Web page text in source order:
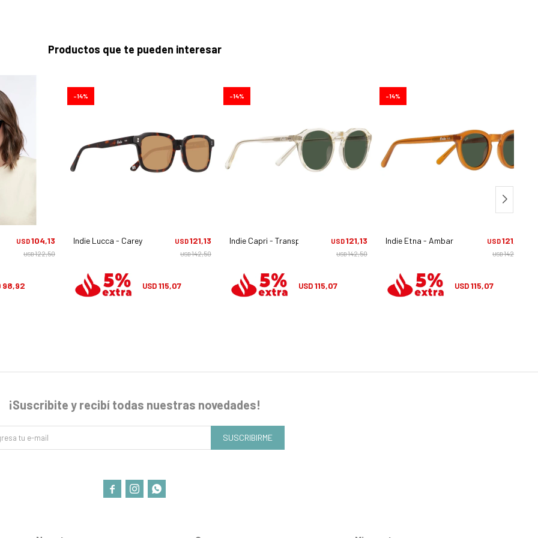
Productos que te pueden interesar
USD104,13
USD122,50
98,92
Indie Lucca - Carey USD121,13
USD142,50
14
USD115,07
Indie Capri - Transparente USD121,13
USD142,50
14
USD115,07
Indie Etna - Ambar USD121,13
USD142,50
14
USD115,07
¡Suscribite y recibí todas nuestras novedades!
SUSCRIBIRME
  